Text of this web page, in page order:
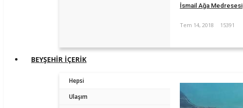
İsmail Ağa Medresesi
Tem 14, 2018 15391
BEYŞEHİR İÇERİK
Hepsi
Ulaşım